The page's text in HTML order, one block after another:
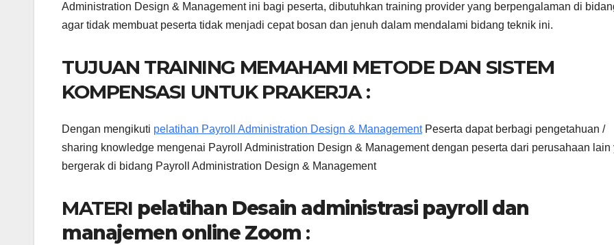
Administration Design & Management ini bagi peserta, dibutuhkan training provider yang berpengalaman di
agar tidak membuat peserta tidak menjadi cepat bosan dan jenuh dalam mendalami bidang teknik ini.
TUJUAN TRAINING MEMAHAMI METODE DAN SISTEM
KOMPENSASI UNTUK PRAKERJA :
Dengan mengikuti pelatihan Payroll Administration Design & ManagementPeserta dapat berbagi pengetahuan /
sharing knowledge mengenai Payroll Administration Design & Management dengan peserta dari perusahaan lain
bergerak di bidang Payroll Administration Design & Management
MATERI pelatihan Desain administrasi payroll dan
manajemen online Zoom :